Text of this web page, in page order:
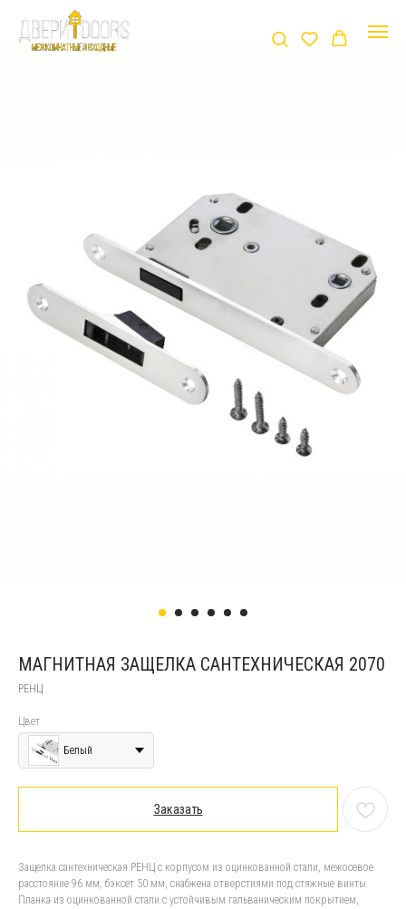
МАГНИТНАЯ ЗАЩЕЛКА САНТЕХНИЧЕСКАЯ 2070
РЕНЦ
Цвет
Белый
Заказать
Защелка сантехническая РЕНЦ с корпусом из оцинкованной стали, межосевое
расстояние 96 мм, бэксет 50 мм, снабжена отверстиями под стяжные винты.
Планка из оцинкованной стали с устойчивым гальваническим покрытием,